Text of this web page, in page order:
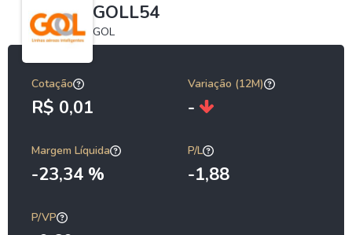
GOLL54
GOL
Cotação
R$ 0,01
Variação (12M)
-
Margem Líquida
-23,34 %
P/L
-1,88
P/VP